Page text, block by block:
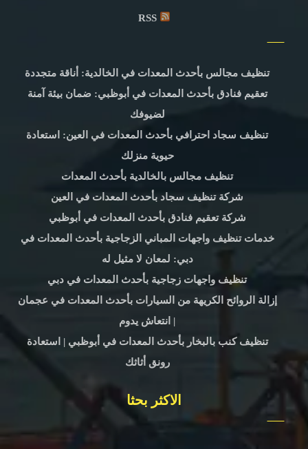
RSS
تنظيف مجالس بأحدث المعدات في الخالدية: أناقة متجددة
تعقيم فنادق بأحدث المعدات في أبوظبي: ضمان بيئة آمنة
لضيوفك
تنظيف سجاد احترافي بأحدث المعدات في العين: استعادة
حيوية منزلك
تنظيف مجالس بالخالدية بأحدث المعدات
شركة تنظيف سجاد بأحدث المعدات في العين
شركة تعقيم فنادق بأحدث المعدات في أبوظبي
خدمات تنظيف واجهات المباني الزجاجية بأحدث المعدات في
دبي: لمعان لا مثيل له
تنظيف واجهات زجاجية بأحدث المعدات في دبي
إزالة الروائح الكريهة من السيارات بأحدث المعدات في عجمان
| انتعاش يدوم
تنظيف كنب بالبخار بأحدث المعدات في أبوظبي | استعادة
رونق أثاثك
الاكثر بحثا